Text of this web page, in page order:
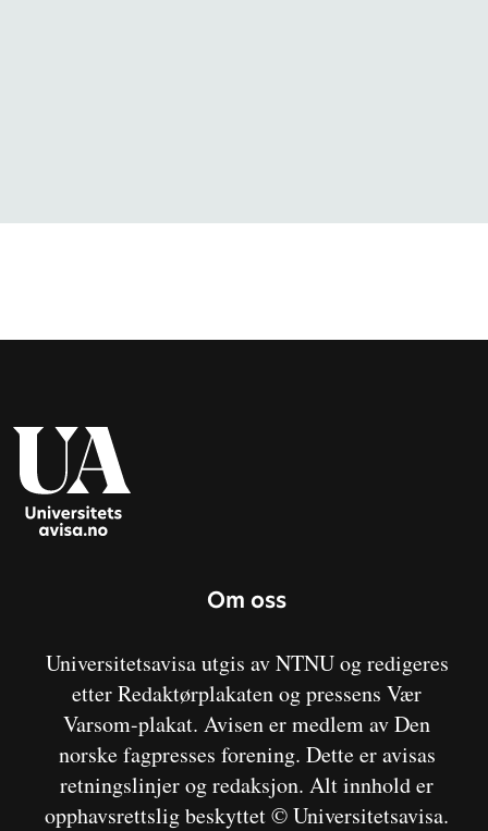
Om oss
Universitetsavisa utgis av NTNU og redigeres
etter Redaktørplakaten og pressens Vær
Varsom-plakat. Avisen er medlem av Den
norske fagpresses forening. Dette er avisas
retningslinjer og redaksjon. Alt innhold er
opphavsrettslig beskyttet © Universitetsavisa.